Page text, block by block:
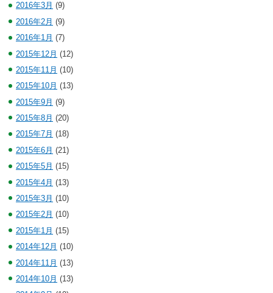
2016年3月 (9)
2016年2月 (9)
2016年1月 (7)
2015年12月 (12)
2015年11月 (10)
2015年10月 (13)
2015年9月 (9)
2015年8月 (20)
2015年7月 (18)
2015年6月 (21)
2015年5月 (15)
2015年4月 (13)
2015年3月 (10)
2015年2月 (10)
2015年1月 (15)
2014年12月 (10)
2014年11月 (13)
2014年10月 (13)